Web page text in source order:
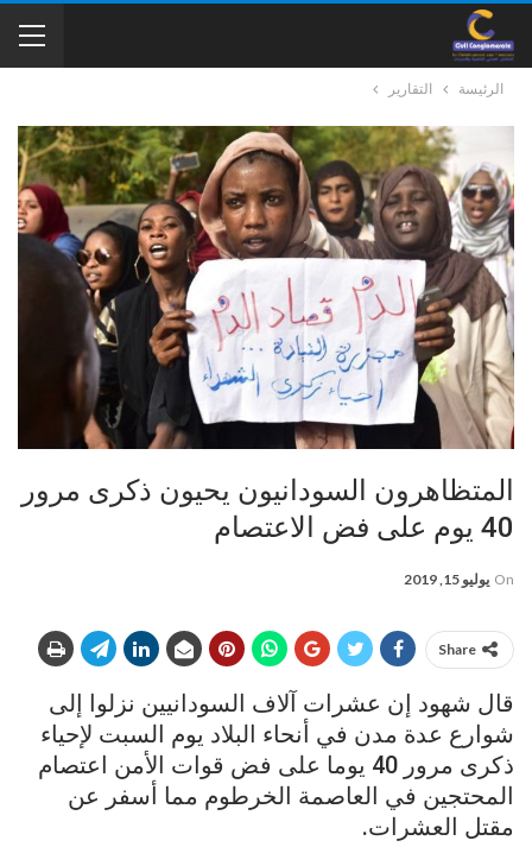
الرئيسة التقارير
المتظاهرون السودانيون يحيون ذكرى مرور
40 يوم على فض الاعتصام
On يوليو 15, 2019
Share
قال شهود إن عشرات آلاف السودانيين نزلوا إلى
شوارع عدة مدن في أنحاء البلاد يوم السبت لإحياء
ذكرى مرور 40 يوما على فض قوات الأمن اعتصام
المحتجين في العاصمة الخرطوم مما أسفر عن
مقتل العشرات.